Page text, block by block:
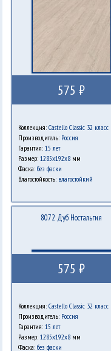
575 ₽
Коллекция: Castello Classic 32 класс
Производитель: Россия
Гарантия: 15 лет
Размер: 1285х192х8мм
Фаска: без фаски
Влагостойкость: влагостойкий
8072 Дуб Ностальгия
575 ₽
Коллекция: Castello Classic 32 класс
Производитель: Россия
Гарантия: 15 лет
Размер: 1285х192х8мм
Фаска: без фаски